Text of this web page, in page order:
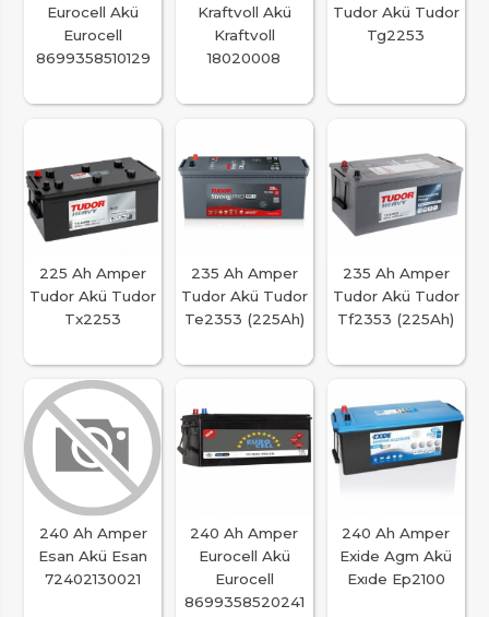
Eurocell Akü
Eurocell
8699358510129
Kraftvoll Akü
Kraftvoll
18020008
Tudor Akü Tudor
Tg2253
225 Ah Amper
Tudor Akü Tudor
Tx2253
235 Ah Amper
Tudor Akü Tudor
Te2353 (225Ah)
235 Ah Amper
Tudor Akü Tudor
Tf2353 (225Ah)
240 Ah Amper
Esan Akü Esan
72402130021
240 Ah Amper
Eurocell Akü
Eurocell
8699358520241
240 Ah Amper
Exide Agm Akü
Exıde Ep2100